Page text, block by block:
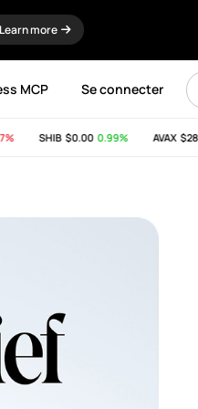
Learn more
Se connecter
MCP
SHIB$0.00 0.99% AVAX$28.30